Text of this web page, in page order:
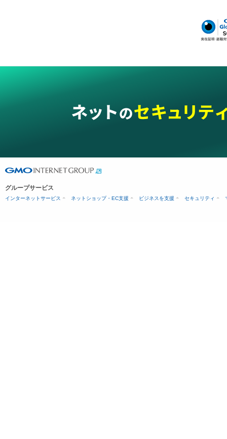
グループサービス
インターネットサービス ネットショップ・EC支援 ビジネスを支援 セキュリティ